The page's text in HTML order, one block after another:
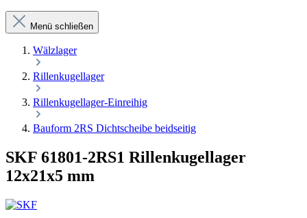
Menü schließen
Wälzlager
Rillenkugellager
Rillenkugellager-Einreihig
Bauform 2RS Dichtscheibe beidseitig
SKF 61801-2RS1 Rillenkugellager
12x21x5 mm